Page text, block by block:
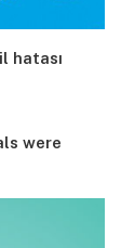
hatası
were